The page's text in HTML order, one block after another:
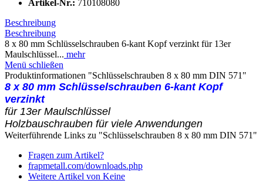
Artikel-Nr.: 710108080
Beschreibung
Beschreibung
8 x 80 mm Schlüsselschrauben 6-kant Kopf verzinkt für 13er
Maulschlüssel... mehr
Menü schließen
Produktinformationen "Schlüsselschrauben 8 x 80 mm DIN 571"
8 x 80 mm Schlüsselschrauben 6-kant Kopf
verzinkt
für 13er Maulschlüssel
Holzbauschrauben für viele Anwendungen
Weiterführende Links zu "Schlüsselschrauben 8 x 80 mm DIN 571"
Fragen zum Artikel?
frapmetall.com/downloads.php
Weitere Artikel von Keine